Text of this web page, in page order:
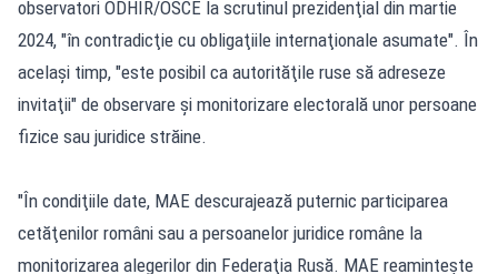
observatori ODHIR/OSCE la scrutinul prezidenţial din martie
2024, "în contradicţie cu obligaţiile internaţionale asumate". În
acelaşi timp, "este posibil ca autorităţile ruse să adreseze
invitaţii" de observare şi monitorizare electorală unor persoane
fizice sau juridice străine.
"În condiţiile date, MAE descurajează puternic participarea
cetăţenilor români sau a persoanelor juridice române la
monitorizarea alegerilor din Federaţia Rusă. MAE reaminteşte